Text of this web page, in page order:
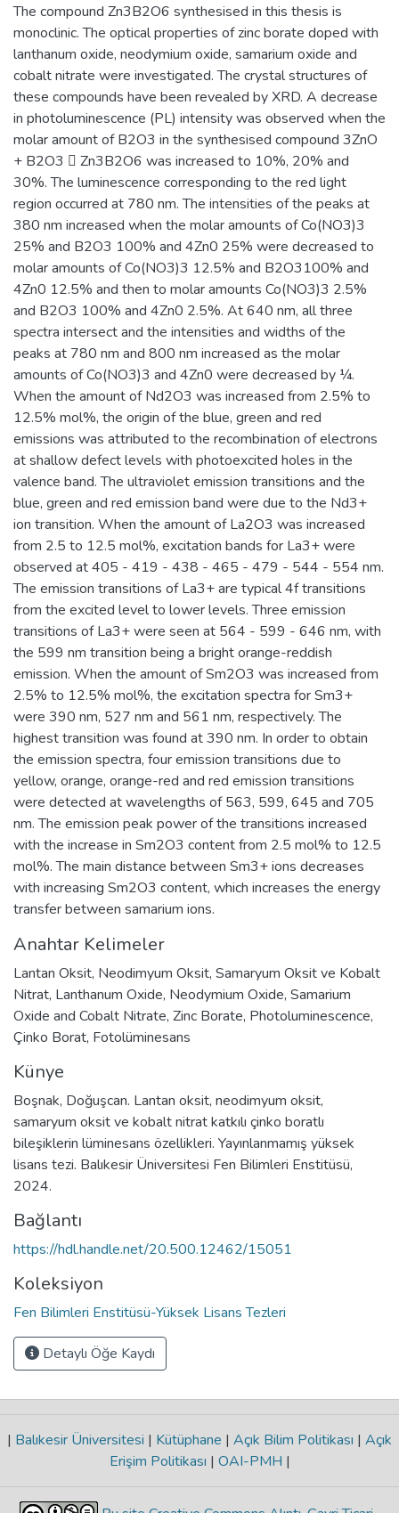
The compound Zn3B2O6 synthesised in this thesis is
monoclinic. The optical properties of zinc borate doped with
lanthanum oxide, neodymium oxide, samarium oxide and
cobalt nitrate were investigated. The crystal structures of
these compounds have been revealed by XRD. A decrease
in photoluminescence (PL) intensity was observed when the
molar amount of B2O3 in the synthesised compound 3ZnO
+ B2O3  Zn3B2O6 was increased to 10%, 20% and
30%. The luminescence corresponding to the red light
region occurred at 780 nm. The intensities of the peaks at
380 nm increased when the molar amounts of Co(NO3)3
25% and B2O3 100% and 4Zn0 25% were decreased to
molar amounts of Co(NO3)3 12.5% and B2O3100% and
4Zn0 12.5% and then to molar amounts Co(NO3)3 2.5%
and B2O3 100% and 4Zn0 2.5%. At 640 nm, all three
spectra intersect and the intensities and widths of the
peaks at 780 nm and 800 nm increased as the molar
amounts of Co(NO3)3 and 4Zn0 were decreased by ¼.
When the amount of Nd2O3 was increased from 2.5% to
12.5% mol%, the origin of the blue, green and red
emissions was attributed to the recombination of electrons
at shallow defect levels with photoexcited holes in the
valence band. The ultraviolet emission transitions and the
blue, green and red emission band were due to the Nd3+
ion transition. When the amount of La2O3 was increased
from 2.5 to 12.5 mol%, excitation bands for La3+ were
observed at 405 - 419 - 438 - 465 - 479 - 544 - 554 nm.
The emission transitions of La3+ are typical 4f transitions
from the excited level to lower levels. Three emission
transitions of La3+ were seen at 564 - 599 - 646 nm, with
the 599 nm transition being a bright orange-reddish
emission. When the amount of Sm2O3 was increased from
2.5% to 12.5% mol%, the excitation spectra for Sm3+
were 390 nm, 527 nm and 561 nm, respectively. The
highest transition was found at 390 nm. In order to obtain
the emission spectra, four emission transitions due to
yellow, orange, orange-red and red emission transitions
were detected at wavelengths of 563, 599, 645 and 705
nm. The emission peak power of the transitions increased
with the increase in Sm2O3 content from 2.5 mol% to 12.5
mol%. The main distance between Sm3+ ions decreases
with increasing Sm2O3 content, which increases the energy
transfer between samarium ions.
Anahtar Kelimeler
Lantan Oksit, Neodimyum Oksit, Samaryum Oksit ve Kobalt
Nitrat, Lanthanum Oxide, Neodymium Oxide, Samarium
Oxide and Cobalt Nitrate, Zinc Borate, Photoluminescence,
Çinko Borat, Fotolüminesans
Künye
Boşnak, Doğuşcan. Lantan oksit, neodimyum oksit,
samaryum oksit ve kobalt nitrat katkılı çinko boratlı
bileşiklerin lüminesans özellikleri. Yayınlanmamış yüksek
lisans tezi. Balıkesir Üniversitesi Fen Bilimleri Enstitüsü,
2024.
Bağlantı
https://hdl.handle.net/20.500.12462/15051
Koleksiyon
Fen Bilimleri Enstitüsü-Yüksek Lisans Tezleri
Detaylı Öğe Kaydı
| Balıkesir Üniversitesi | Kütüphane | Açık Bilim Politikası | Açık
Erişim Politikası | OAI-PMH |